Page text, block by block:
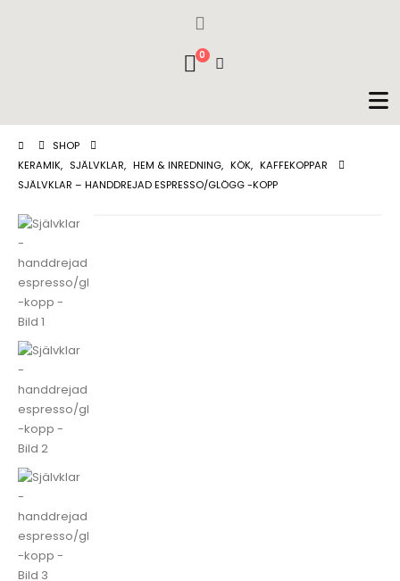
0
SHOP
KERAMIK, SJÄLVKLAR, HEM & INREDNING, KÖK, KAFFEKOPPAR
SJÄLVKLAR – HANDDREJAD ESPRESSO/GLÖGG -KOPP